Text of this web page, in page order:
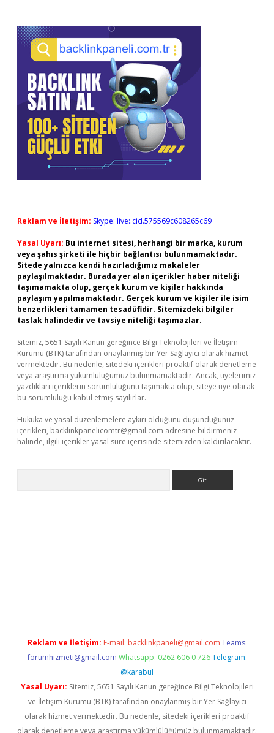
Reklam ve İletişim: Skype: live:.cid.575569c608265c69
Yasal Uyarı: Bu internet sitesi, herhangi bir marka, kurum
veya şahıs şirketi ile hiçbir bağlantısı bulunmamaktadır.
Sitede yalnızca kendi hazırladığımız makaleler
paylaşılmaktadır. Burada yer alan içerikler haber niteliği
taşımamakta olup, gerçek kurum ve kişiler hakkında
paylaşım yapılmamaktadır. Gerçek kurum ve kişiler ile isim
benzerlikleri tamamen tesadüfidir. Sitemizdeki bilgiler
taslak halindedir ve tavsiye niteliği taşımazlar.
Sitemiz, 5651 Sayılı Kanun gereğince Bilgi Teknolojileri ve İletişim
Kurumu (BTK) tarafından onaylanmış bir Yer Sağlayıcı olarak hizmet
vermektedir. Bu nedenle, sitedeki içerikleri proaktif olarak denetleme
veya araştırma yükümlülüğümüz bulunmamaktadır. Ancak, üyelerimiz
yazdıkları içeriklerin sorumluluğunu taşımakta olup, siteye üye olarak
bu sorumluluğu kabul etmiş sayılırlar.
Hukuka ve yasal düzenlemelere aykırı olduğunu düşündüğünüz
içerikleri, backlinkpanelicomtr@gmail.com adresine bildirmeniz
halinde, ilgili içerikler yasal süre içerisinde sitemizden kaldırılacaktır.
Reklam ve İletişim: E-mail: backlinkpaneli@gmail.com Teams:
forumhizmeti@gmail.com Whatsapp: 0262 606 0 726 Telegram:
@karabul
Yasal Uyarı: Sitemiz, 5651 Sayılı Kanun gereğince Bilgi Teknolojileri
ve İletişim Kurumu (BTK) tarafından onaylanmış bir Yer Sağlayıcı
olarak hizmet vermektedir. Bu nedenle, sitedeki içerikleri proaktif
olarak denetleme veya araştırma yükümlülüğümüz bulunmamaktadır.